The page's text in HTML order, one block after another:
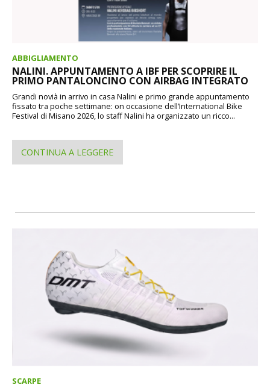
ABBIGLIAMENTO
NALINI. APPUNTAMENTO A IBF PER SCOPRIRE IL
PRIMO PANTALONCINO CON AIRBAG INTEGRATO
Grandi novià in arrivo in casa Nalini e primo grande appuntamento
fissato tra poche settimane: on occasione dell’International Bike
Festival di Misano 2026, lo staff Nalini ha organizzato un ricco...
CONTINUA A LEGGERE
SCARPE